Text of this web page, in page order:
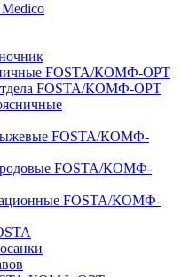
FOSTA/КОМФ-ОРТ
FOSTA/КОМФ-ОРТ
FOSTA/КОМФ-
FOSTA/КОМФ-
FOSTA/КОМФ-